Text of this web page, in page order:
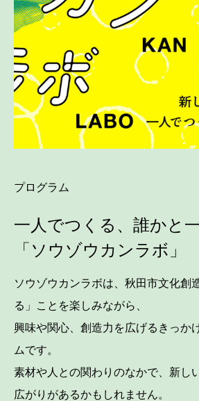
プログラム
一人でつくる、誰かと
「ソウゾウカンラボ」
ソウゾウカンラボは、秋田市文化創
る」ことを楽しみながら、
興味や関心、創造力を広げるきっか
ムです。
素材や人との関わりのなかで、新し
広がりがあるかもしれません。